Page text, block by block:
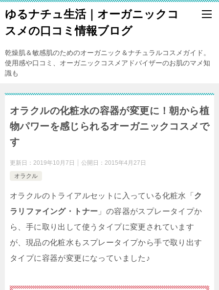
ゆるナチュ生活｜オーガニックコ
スメの口コミ情報ブログ
乾燥肌＆敏感肌のためのオーガニック＆ナチュラルコスメガイド。
使用感や口コミ、オーガニックコスメアドバイザーのお肌のマメ知
識も
オラクルの化粧水の容器が変更に！朝から植
物パワーを感じられるオーガニックコスメで
す
更新日： 2019年10月7日 公開日： 2015年4月27日
オラクル
オラクルのトライアルセットに入っている化粧水「 ク
ラリファイング・トナー 」の容器がスプレータイプか
ら、手に取り出して使うタイプに変更されています
が、現品の化粧水もスプレータイプから手で取り出す
タイプに容器が変更になっていました♪